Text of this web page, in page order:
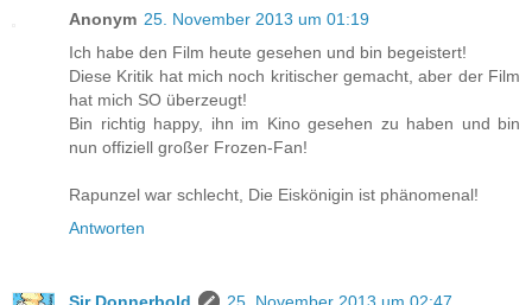
Anonym 25. November 2013 um 01:19
Ich habe den Film heute gesehen und bin begeistert!
Diese Kritik hat mich noch kritischer gemacht, aber der Film
hat mich SO überzeugt!
Bin richtig happy, ihn im Kino gesehen zu haben und bin
nun offiziell großer Frozen-Fan!
Rapunzel war schlecht, Die Eiskönigin ist phänomenal!
Antworten
Sir Donnerbold
25. November 2013 um 02:47